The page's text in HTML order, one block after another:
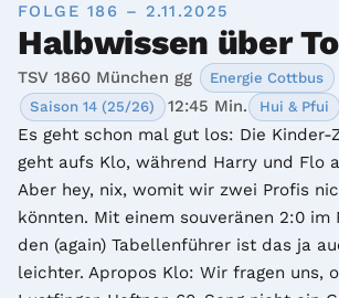
FOLGE 186 – 2.11.2025
Halbwissen über
TSV 1860 München gg Energie Cottbus
Saison 14 (25/26) 12:45 Min. Hui & Pfui
Es geht schon mal gut los: Die
geht aufs Klo, während Harry und Flo
Aber hey, nix, womit wir zwei Profis
könnten. Mit einem souveränen 2:0 im
den (again) Tabellenführer ist das ja
leichter. Apropos Klo: Wir fragen uns,